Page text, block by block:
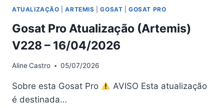
ATUALIZAÇÃO |ARTEMIS |GOSAT |GOSAT PRO
Gosat Pro Atualização (Artemis)
V228 – 16/04/2026
AlineCastro 05/07/2026
Sobre esta Gosat Pro
AVISO Esta atualização
é destinada…